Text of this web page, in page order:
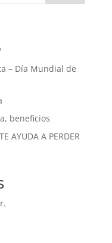
– Día Mundial de
beneficios
AYUDA A PERDER